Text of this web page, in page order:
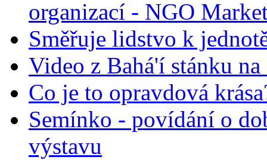
organizací - NGO
Směřuje lidstvo k
Video z Bahá'í stánku
Co je to opravdová
Semínko - povídání o
výstavu